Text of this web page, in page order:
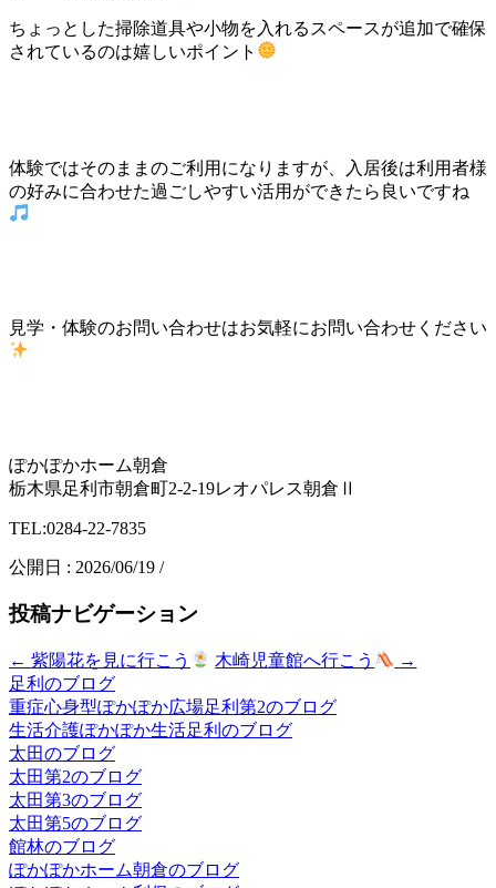
ちょっとした掃除道具や小物を入れるスペースが追加で確保
されているのは嬉しいポイント
体験ではそのままのご利用になりますが、入居後は利用者様
の好みに合わせた過ごしやすい活用ができたら良いですね
見学・体験のお問い合わせはお気軽にお問い合わせください
ぽかぽかホーム朝倉
栃木県足利市朝倉町2-2-19レオパレス朝倉Ⅱ
TEL:0284-22-7835
公開日 : 2026/06/19 /
投稿ナビゲーション
← 紫陽花を見に行こう 木崎児童館へ行こう
→
足利のブログ
重症心身型ぽかぽか広場足利第2のブログ
生活介護ぽかぽか生活足利のブログ
太田のブログ
太田第2のブログ
太田第3のブログ
太田第5のブログ
館林のブログ
ぽかぽかホーム朝倉のブログ